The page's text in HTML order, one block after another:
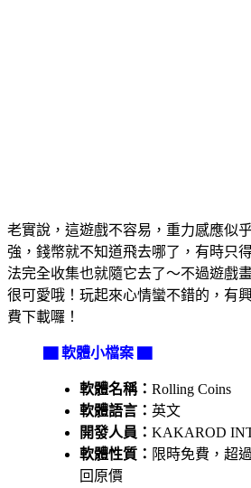
老實說，這遊戲不容易，重力感應似
強，錢幣就不知道飛去哪了，有時只
法完全收集也就隨它去了～不過遊戲
很可愛哦！玩起來心情蠻不錯的，有
費下載囉！
▇ 軟體小檔案 ▇
軟體名稱： Rolling Coins
軟體語言： 英文
開發人員： KAKAROD
軟體性質： 限時免費，超
回原價